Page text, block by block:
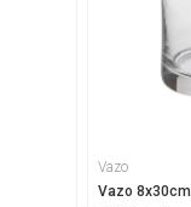
Vazo
Vazo 8x30cm